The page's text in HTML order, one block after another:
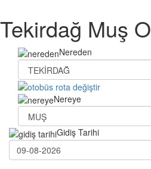
Tekirdağ Muş
Nereden
Nereye
Gidiş Tarihi